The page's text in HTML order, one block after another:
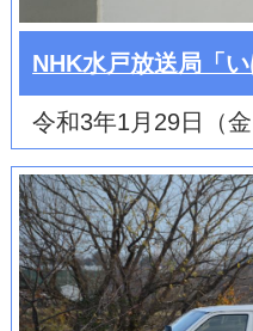
NHK水戸放送局「い
令和3年1月29日（